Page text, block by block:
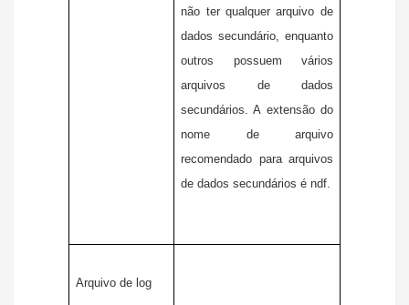
não ter qualquer arquivo de
dados secundário, enquanto
outros possuem vários
arquivos de dados
secundários. A extensão do
nome de arquivo
recomendado para arquivos
de dados secundários é ndf.
Arquivo de log